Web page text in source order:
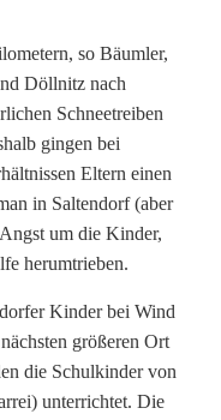
so Bäumler,
Döllnitz nach
Schneetreiben
gingen bei
Eltern einen
in Saltendorf (aber
um die Kinder,
herumtrieben.
Kinder bei Wind
größeren Ort
die Schulkinder von
unterrichtet. Die